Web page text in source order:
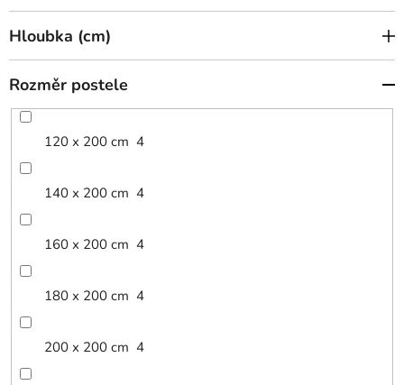
Hloubka (cm)
Rozměr postele
120 x 200 cm 4
140 x 200 cm 4
160 x 200 cm 4
180 x 200 cm 4
200 x 200 cm 4